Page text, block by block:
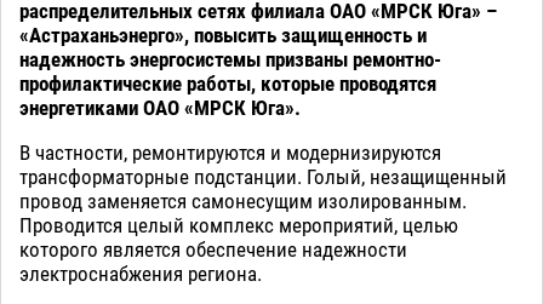
распределительных сетях филиала ОАО «МРСК Юга» –
«Астраханьэнерго», повысить защищенность и
надежность энергосистемы призваны ремонтно-
профилактические работы, которые проводятся
энергетиками ОАО «МРСК Юга».
В частности, ремонтируются и модернизируются
трансформаторные подстанции. Голый, незащищенный
провод заменяется самонесущим изолированным.
Проводится целый комплекс мероприятий, целью
которого является обеспечение надежности
электроснабжения региона.